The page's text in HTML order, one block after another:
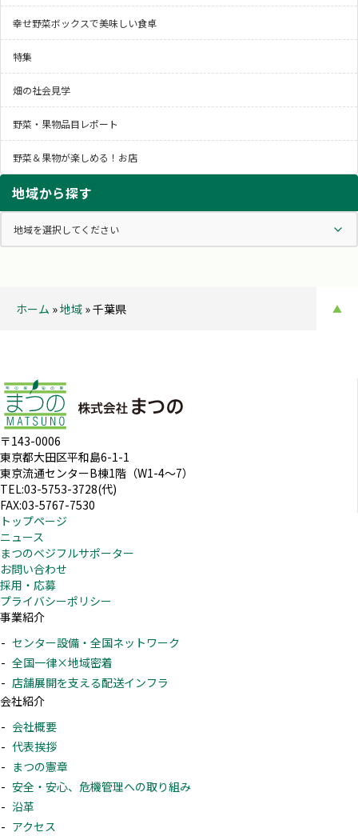
幸せ野菜ボックスで美味しい食卓
特集
畑の社会見学
野菜・果物品目レポート
野菜＆果物が楽しめる！お店
地域から探す
ホーム »地域 »千葉県 ▲
〒143-0006
東京都大田区平和島6-1-1
東京流通センターB棟1階（W1-4～7）
TEL:03-5753-3728(代)
FAX:03-5767-7530
トップページ
ニュース
まつのベジフルサポーター
お問い合わせ
採用・応募
プライバシーポリシー
事業紹介
センター設備・全国ネットワーク
全国一律×地域密着
店舗展開を支える配送インフラ
会社紹介
会社概要
代表挨拶
まつの憲章
安全・安心、危機管理への取り組み
沿革
アクセス